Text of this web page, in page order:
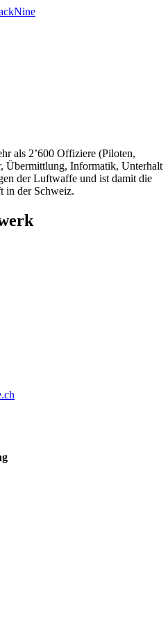
als 2’600 Offiziere (Piloten,
Übermittlung, Informatik, Unterhalt
der Luftwaffe und ist damit die
in der Schweiz.